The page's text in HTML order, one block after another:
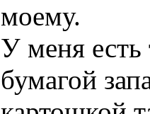
моему.
У меня есть
бумагой